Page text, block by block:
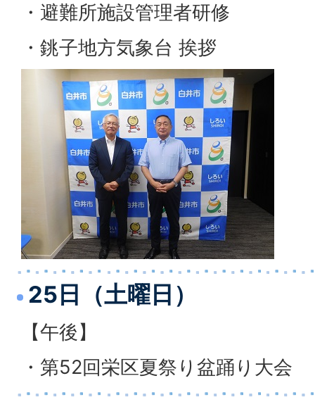
・避難所施設管理者研修
・銚子地方気象台 挨拶
25日（土曜日）
【午後】
・第52回栄区夏祭り盆踊り大会